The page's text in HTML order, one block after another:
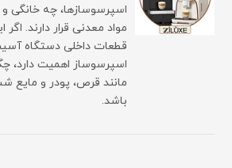
اسپرسوسازها، چه خانگی
مواد معدنی قرار دارند.
قطعات داخلی دستگاه
اسپرسوساز اهمیت دارد،
باشد.